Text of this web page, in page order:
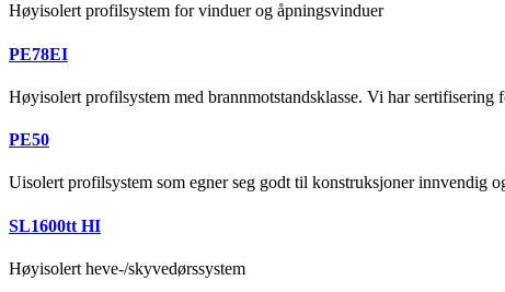
Høyisolert profilsystem for vinduer og åpningsvinduer
PE78EI
Høyisolert profilsystem med brannmotstandsklasse. Vi har
PE50
Uisolert profilsystem som egner seg godt til konstruksjoner innvendig
SL1600tt HI
Høyisolert heve-/skyvedørssystem